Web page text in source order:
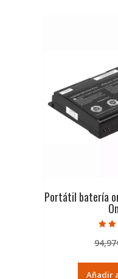
Portátil batería
94,97
Añadir